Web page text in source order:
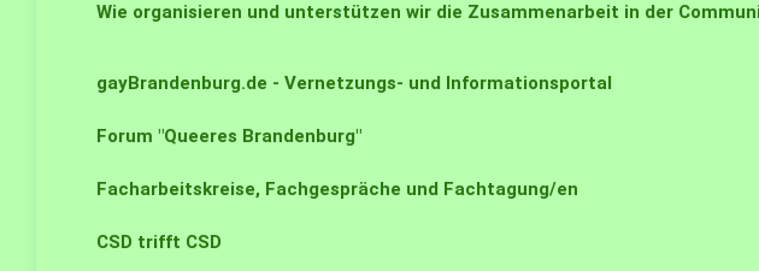
Wie organisieren und unterstützen wir die Zusammenarbeit in der
gayBrandenburg.de - Vernetzungs- und Informationsportal
Forum "Queeres Brandenburg"
Facharbeitskreise, Fachgespräche und Fachtagung/en
CSD trifft CSD